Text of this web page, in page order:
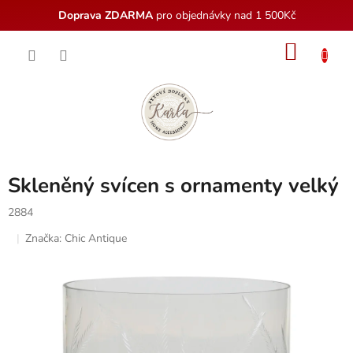
Doprava ZDARMApro objednávky nad 1 500Kč
Skleněný svícen s ornamenty velký
2884
Značka: Chic Antique